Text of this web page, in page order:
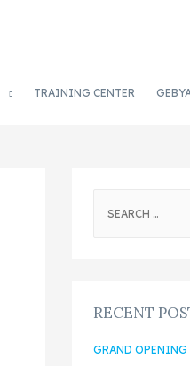
TRAINING CENTER
RECENT
GRAND